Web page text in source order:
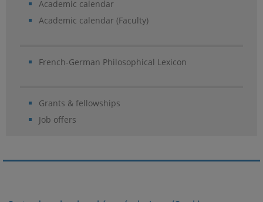
Academic calendar
Academic calendar (Faculty)
French-German Philosophical Lexicon
Grants & fellowships
Job offers